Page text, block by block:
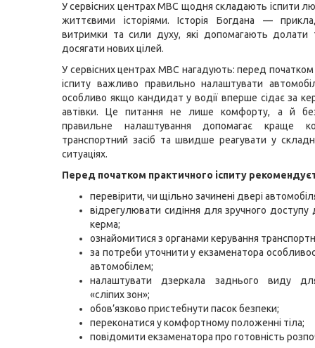
У сервісних центрах МВС щодня складають іспити
життєвими історіями. Історія Богдана —
витримки та сили духу, які допомагають долати
досягати нових цілей.
У сервісних центрах МВС нагадують: перед початком
іспиту важливо правильно налаштувати
особливо якщо кандидат у водії вперше сідає за
автівки. Це питання не лише комфорту, а й
правильне налаштування допомагає краще
транспортний засіб та швидше реагувати у
ситуаціях.
Перед початком практичного іспиту
перевірити, чи щільно зачинені двері
відрегулювати сидіння для зручного доступу
керма;
ознайомитися з органами керування
за потреби уточнити у екзаменатора
автомобілем;
налаштувати дзеркала заднього виду для
«сліпих зон»;
обов’язково пристебнути пасок безпеки;
переконатися у комфортному положенні тіла;
повідомити екзаменатора про готовність